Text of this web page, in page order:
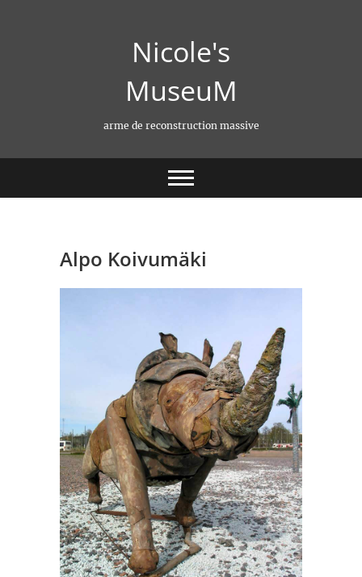
Nicole's
MuseuM
arme de reconstruction massive
Alpo Koivumäki